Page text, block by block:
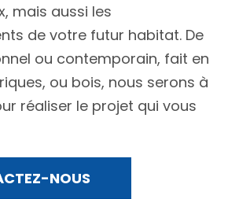
mais aussi les
de votre futur habitat. De
ou contemporain, fait en
ou bois, nous serons à
réaliser le projet qui vous
NOUS